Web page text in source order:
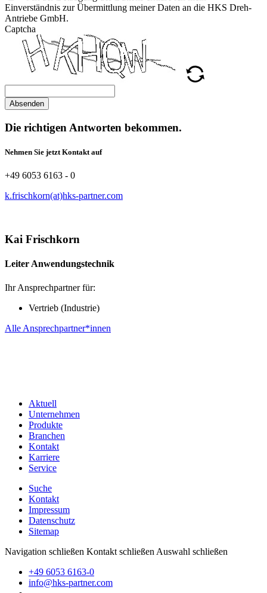
Einverständnis zur Übermittlung meiner Daten an die HKS Dreh-
Antriebe GmbH.
Captcha
Absenden
Die richtigen Antworten bekommen.
Nehmen Sie jetzt Kontakt auf
+49 6053 6163 - 0
k.frischkorn(at)hks-partner.com
Kai Frischkorn
Leiter Anwendungstechnik
Ihr Ansprechpartner für:
Vertrieb (Industrie)
Alle Ansprechpartner*innen
Aktuell
Unternehmen
Produkte
Branchen
Kontakt
Karriere
Service
Suche
Kontakt
Impressum
Datenschutz
Sitemap
Navigation schließen Kontakt schließen Auswahl schließen
+49 6053 6163-0
info@hks-partner.com